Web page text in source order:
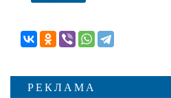
РЕКЛАМА